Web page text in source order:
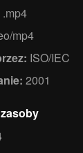
.mp4
mp4
ISO/IEC
2001